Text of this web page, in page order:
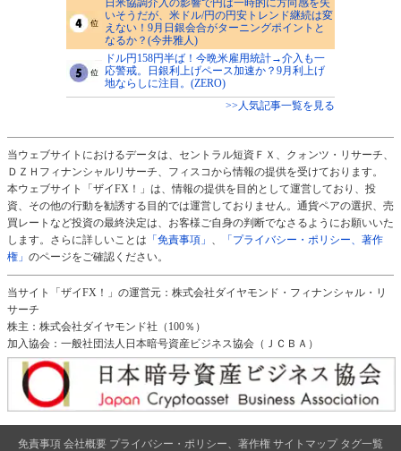
日米協調介入の影響で円は一時的に方向感を失
いそうだが、米ドル/円の円安トレンド継続は変
えない！9月日銀会合がターニングポイントと
なるか？(今井雅人)
ドル円158円半ば！今晩米雇用統計→介入も一
応警戒。日銀利上げペース加速か？9月利上げ
地ならしに注目。(ZERO)
>>人気記事一覧を見る
当ウェブサイトにおけるデータは、セントラル短資ＦＸ、クォンツ・リサーチ、
ＤＺＨフィナンシャルリサーチ、フィスコから情報の提供を受けております。
本ウェブサイト「ザイFX！」は、情報の提供を目的として運営しており、投
資、その他の行動を勧誘する目的では運営しておりません。通貨ペアの選択、売
買レートなど投資の最終決定は、お客様ご自身の判断でなさるようにお願いいた
します。さらに詳しいことは 「免責事項」 、
「プライバシー・ポリシー、著作
権」 のページをご確認ください。
当サイト「ザイFX！」の運営元：株式会社ダイヤモンド・フィナンシャル・リ
サーチ
株主：株式会社ダイヤモンド社（100％）
加入協会：一般社団法人日本暗号資産ビジネス協会（ＪＣＢＡ）
免責事項 会社概要 プライバシー・ポリシー、著作権 サイトマップ タグ一覧